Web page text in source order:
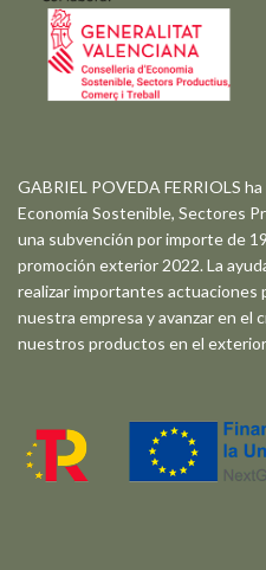
GABRIEL POVEDA FERRIOLS
Economía Sostenible, Sectores
una subvención por importe de
promoción exterior 2022. La
realizar importantes actuaciones
nuestra empresa y avanzar en el
nuestros productos en el